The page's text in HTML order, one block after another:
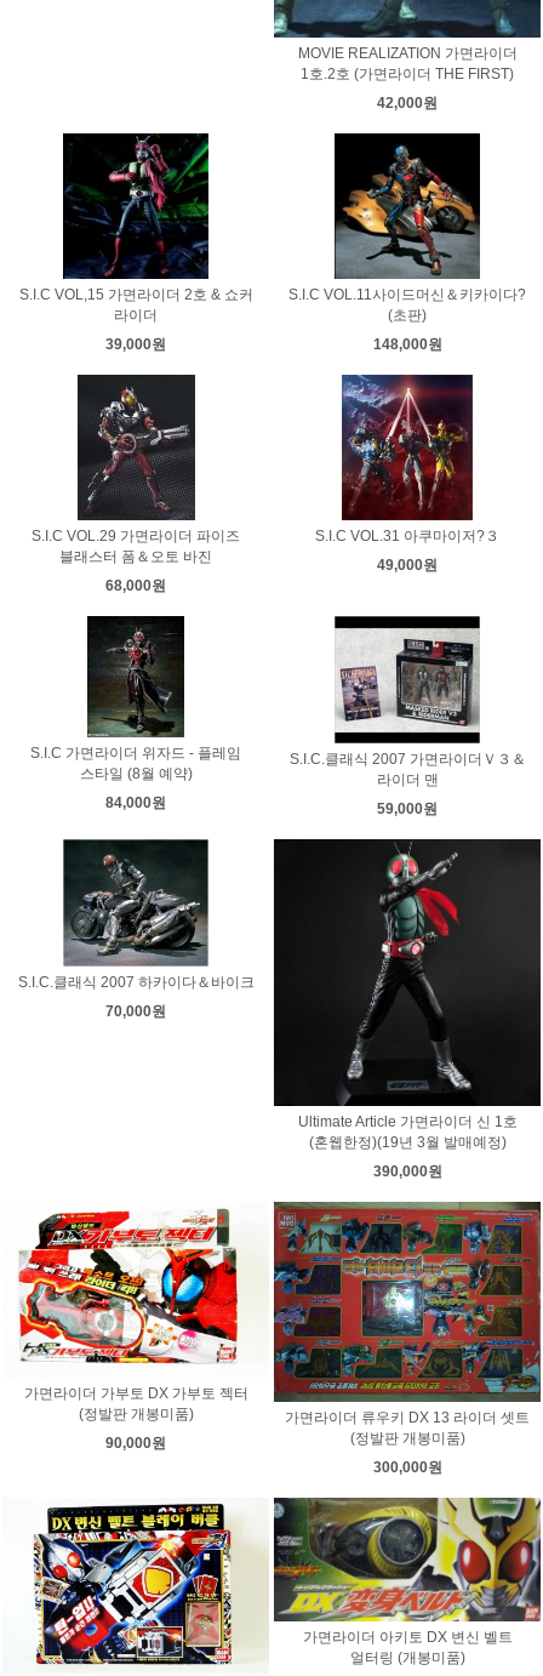
MOVIE REALIZATION 가면라이더
1호.2호 (가면라이더 THE FIRST)
42,000원
S.I.C VOL,15 가면라이더 2호 & 쇼커
라이더
39,000원
S.I.C VOL.11사이드머신＆키카이다?
(초판)
148,000원
S.I.C VOL.29 가면라이더 파이즈
블래스터 폼＆오토 바진
68,000원
S.I.C VOL.31 아쿠마이저?３
49,000원
S.I.C 가면라이더 위자드 - 플레임
스타일 (8월 예약)
84,000원
S.I.C.클래식 2007 가면라이더Ｖ３＆
라이더 맨
59,000원
S.I.C.클래식 2007 하카이다＆바이크
70,000원
Ultimate Article 가면라이더 신 1호
(혼웹한정)(19년 3월 발매예정)
390,000원
가면라이더 가부토 DX 가부토 젝터
(정발판 개봉미품)
90,000원
가면라이더 류우키 DX 13 라이더 셋트
(정발판 개봉미품)
300,000원
가면라이더 아키토 DX 변신 벨트
얼터링 (개봉미품)